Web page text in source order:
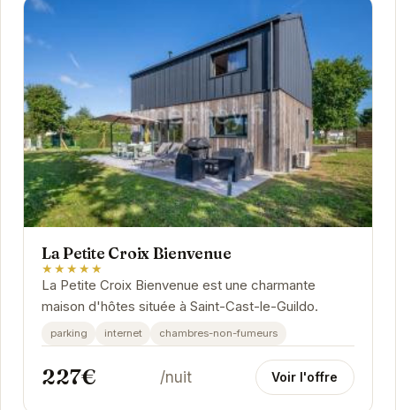
La Petite Croix Bienvenue
★★★★★
La Petite Croix Bienvenue est une charmante
maison d'hôtes située à Saint-Cast-le-Guildo.
parking internet chambres-non-fumeurs
227€ /nuit Voir l'offre